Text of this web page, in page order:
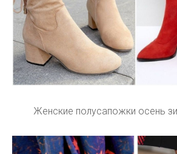
Женские полусапожки осень